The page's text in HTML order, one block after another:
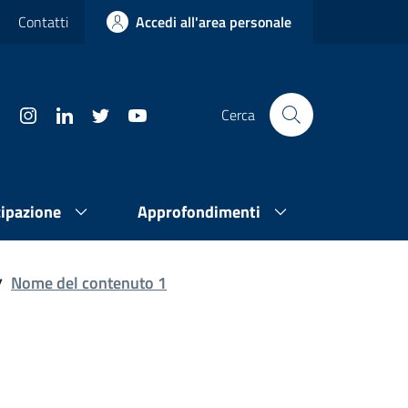
Contatti Accedi all'area personale
Cerca
Approfondimenti
Nome del contenuto 1